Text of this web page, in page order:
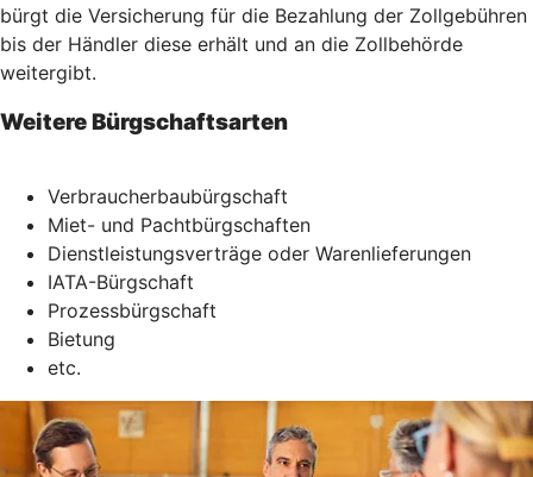
bürgt die Versicherung für die Bezahlung der Zollgebühren
bis der Händler diese erhält und an die Zollbehörde
weitergibt.
Weitere Bürgschaftsarten
Verbraucherbaubürgschaft
Miet- und Pachtbürgschaften
Dienstleistungsverträge oder Warenlieferungen
IATA-Bürgschaft
Prozessbürgschaft
Bietung
etc.